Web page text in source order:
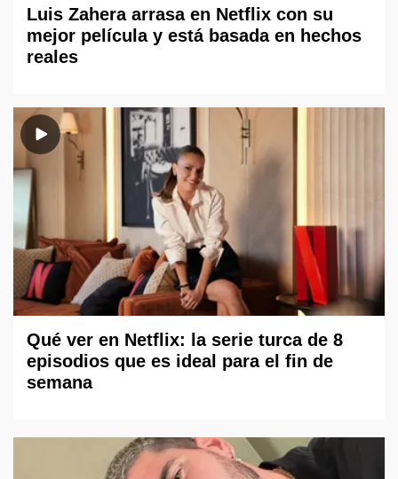
Luis Zahera arrasa en Netflix con su
mejor película y está basada en hechos
reales
Qué ver en Netflix: la serie turca de 8
episodios que es ideal para el fin de
semana